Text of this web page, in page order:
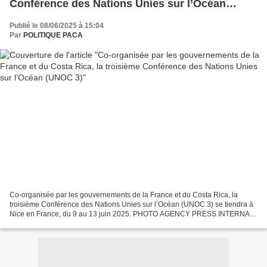
Conférence des Nations Unies sur l’Océan
(UNOC 3)
Publié le 08/06/2025 à 15:04
Par POLITIQUE PACA
Co-organisée par les gouvernements de la France et du Costa Rica, la
troisième Conférence des Nations Unies sur l’Océan (UNOC 3) se tiendra à
Nice en France, du 9 au 13 juin 2025. PHOTO AGENCY PRESS INTERNAT